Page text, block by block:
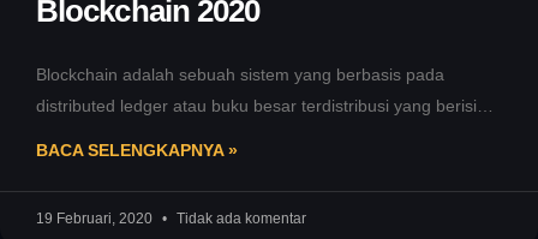
Blockchain 2020
Blockchain adalah sebuah sistem yang berbasis pada
distributed ledger atau buku besar terdistribusi yang berisi
BACA SELENGKAPNYA »
19 Februari, 2020 Tidak ada komentar